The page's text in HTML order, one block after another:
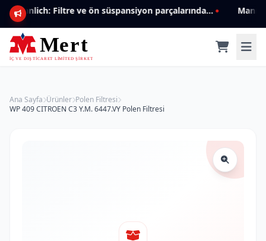
Mannlich: Filtre ve ön süspansiyon parçalarında genişleyen ürün yelpazesiyle kalite ve güven.
Ana Sayfa Ürünler Polen Filtresi
WP 409 CITROEN C3 Y.M. 6447.VY Polen Filtresi